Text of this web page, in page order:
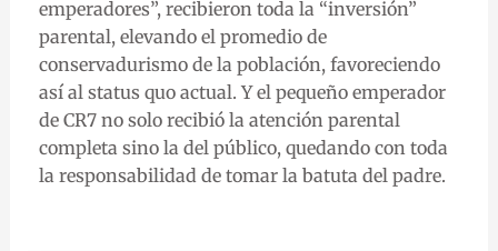
emperadores”, recibieron toda la “inversión”
parental, elevando el promedio de
conservadurismo de la población, favoreciendo
así al status quo actual. Y el pequeño emperador
de CR7 no solo recibió la atención parental
completa sino la del público, quedando con toda
la responsabilidad de tomar la batuta del padre.